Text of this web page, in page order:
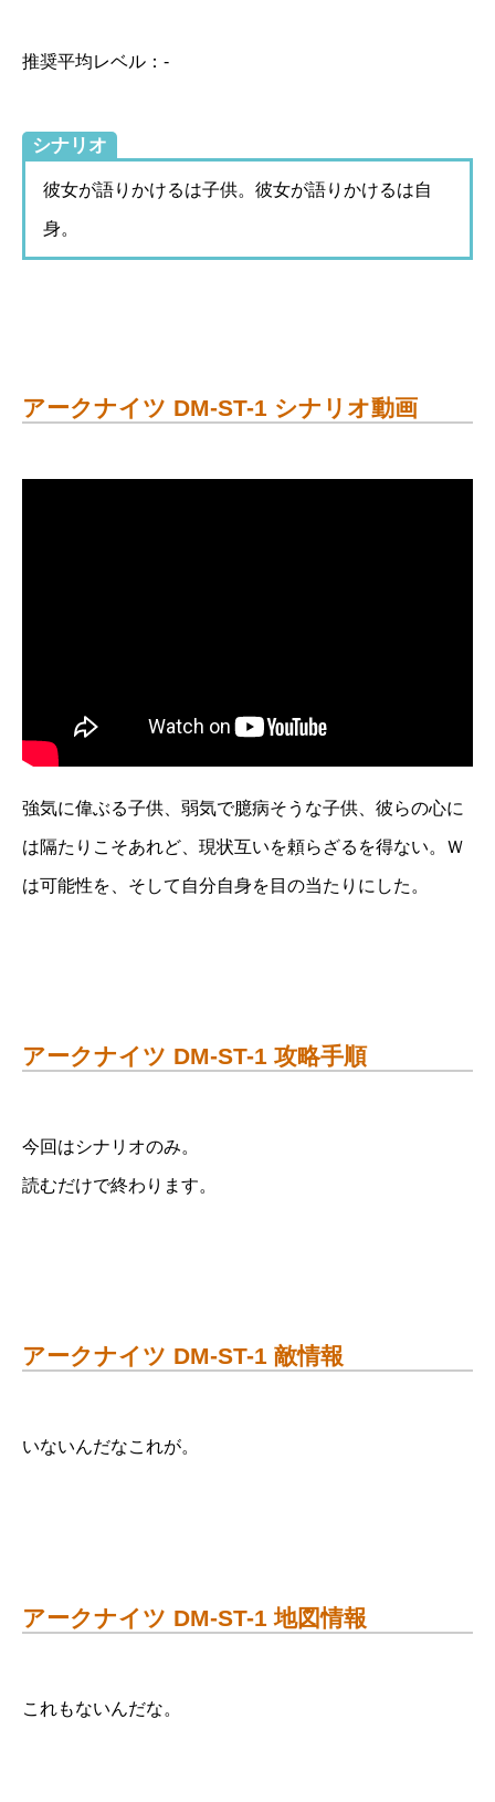
推奨平均レベル：-
シナリオ
彼女が語りかけるは子供。彼女が語りかけるは自
身。
アークナイツ DM-ST-1 シナリオ動画
強気に偉ぶる子供、弱気で臆病そうな子供、彼らの心に
は隔たりこそあれど、現状互いを頼らざるを得ない。Ｗ
は可能性を、そして自分自身を目の当たりにした。
アークナイツ DM-ST-1 攻略手順
今回はシナリオのみ。
読むだけで終わります。
アークナイツ DM-ST-1 敵情報
いないんだなこれが。
アークナイツ DM-ST-1 地図情報
これもないんだな。